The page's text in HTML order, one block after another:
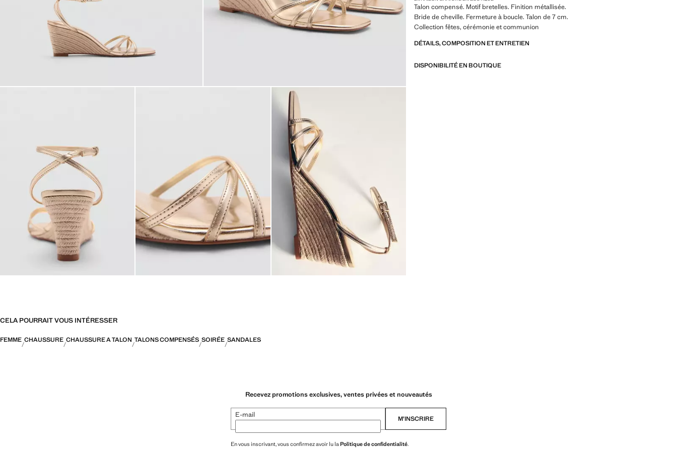
Talon compensé. Motif bretelles. Finition métallisée.
Bride de cheville. Fermeture à boucle. Talon de 7 cm.
Collection fêtes, cérémonie et communion
DÉTAILS, COMPOSITION ET ENTRETIEN
DISPONIBILITÉ EN BOUTIQUE
CELA POURRAIT VOUS INTÉRESSER
FEMME CHAUSSURE CHAUSSURE A TALON TALONS COMPENSÉS SOIRÉE SANDALES
Recevez promotions exclusives, ventes privées et nouveautés
E-mail M’INSCRIRE
En vous inscrivant, vous confirmez avoir lu laPolitique de confidentialité.